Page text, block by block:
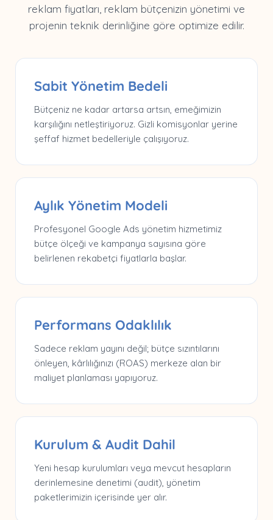
reklam fiyatları, reklam bütçenizin yönetimi ve
projenin teknik derinliğine göre optimize edilir.
Sabit Yönetim Bedeli
Bütçeniz ne kadar artarsa artsın, emeğimizin
karşılığını netleştiriyoruz. Gizli komisyonlar yerine
şeffaf hizmet bedelleriyle çalışıyoruz.
Aylık Yönetim Modeli
Profesyonel Google Ads yönetim hizmetimiz
bütçe ölçeği ve kampanya sayısına göre
belirlenen rekabetçi fiyatlarla başlar.
Performans Odaklılık
Sadece reklam yayını değil; bütçe sızıntılarını
önleyen, kârlılığınızı (ROAS) merkeze alan bir
maliyet planlaması yapıyoruz.
Kurulum & Audit Dahil
Yeni hesap kurulumları veya mevcut hesapların
derinlemesine denetimi (audit), yönetim
paketlerimizin içerisinde yer alır.